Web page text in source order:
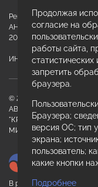
Регистрационный номер
АНО «ККЦРБ МКК» в гос.
2004104009648 от
ИНН 2464154029 ОГРН
© 2020 - 2026 АНО
АВТОНОМНАЯ
"КРАСНОЯРСКИЙ
МИКРОКРЕДИТНАЯ
В реестре членов СРО
Продолжая
согласие на
работы сайта,
запретить
браузера.
Браузера;
версия ОС; тип
экрана;
пользователь;
какие кнопки
+7
Я согласен с